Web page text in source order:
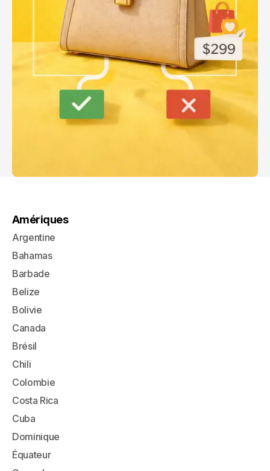
Amériques
Argentine
Bahamas
Barbade
Belize
Bolivie
Canada
Brésil
Chili
Colombie
Costa Rica
Cuba
Dominique
Équateur